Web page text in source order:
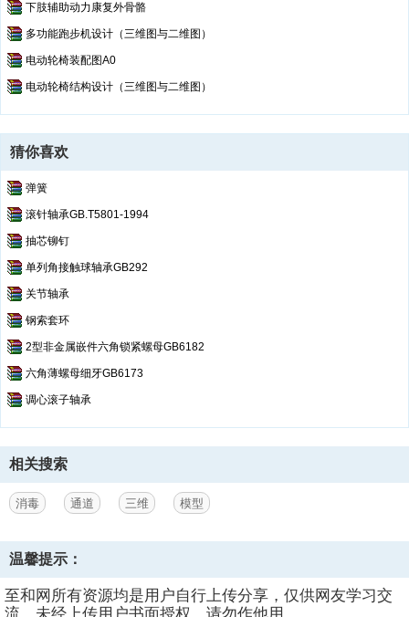
下肢辅助动力康复外骨骼
多功能跑步机设计（三维图与二维图）
电动轮椅装配图A0
电动轮椅结构设计（三维图与二维图）
猜你喜欢
弹簧
滚针轴承GB.T5801-1994
抽芯铆钉
单列角接触球轴承GB292
关节轴承
钢索套环
2型非金属嵌件六角锁紧螺母GB6182
六角薄螺母细牙GB6173
调心滚子轴承
相关搜索
消毒 通道 三维 模型
温馨提示：
至和网所有资源均是用户自行上传分享，仅供网友学习交